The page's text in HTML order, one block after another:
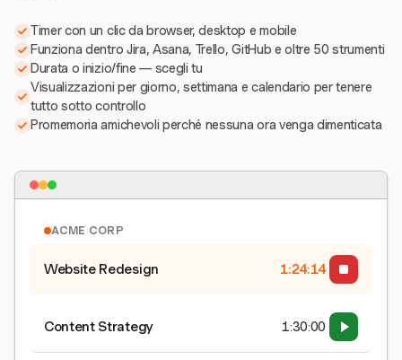
Timer con un clic da browser, desktop e mobile
Funziona dentro Jira, Asana, Trello, GitHub e oltre 50 strumenti
Durata o inizio/fine — scegli tu
Visualizzazioni per giorno, settimana e calendario per tenere
tutto sotto controllo
Promemoria amichevoli perché nessuna ora venga dimenticata
ACME CORP
Website Redesign 1:24:15
Content Strategy 1:30:00